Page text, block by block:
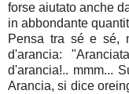
forse aiutato anche
in abbondante
Pensa tra sé e sé,
d'arancia:
d'arancia!.. mmm...
Arancia, si dice